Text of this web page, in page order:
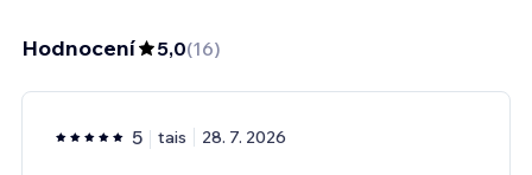
Hodnocení 5,0(16)
5 tais 28. 7. 2026